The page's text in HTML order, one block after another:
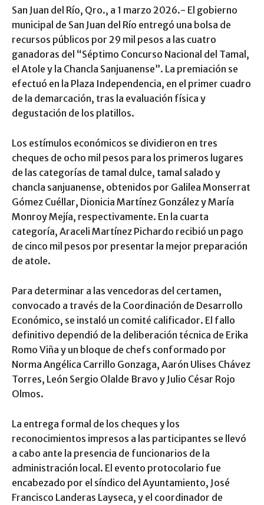
San Juan del Río, Qro., a 1 marzo 2026.- El gobierno
municipal de San Juan del Río entregó una bolsa de
recursos públicos por 29 mil pesos a las cuatro
ganadoras del “Séptimo Concurso Nacional del Tamal,
el Atole y la Chancla Sanjuanense”. La premiación se
efectuó en la Plaza Independencia, en el primer cuadro
de la demarcación, tras la evaluación física y
degustación de los platillos.
Los estímulos económicos se dividieron en tres
cheques de ocho mil pesos para los primeros lugares
de las categorías de tamal dulce, tamal salado y
chancla sanjuanense, obtenidos por Galilea Monserrat
Gómez Cuéllar, Dionicia Martínez González y María
Monroy Mejía, respectivamente. En la cuarta
categoría, Araceli Martínez Pichardo recibió un pago
de cinco mil pesos por presentar la mejor preparación
de atole.
Para determinar a las vencedoras del certamen,
convocado a través de la Coordinación de Desarrollo
Económico, se instaló un comité calificador. El fallo
definitivo dependió de la deliberación técnica de Erika
Romo Viña y un bloque de chefs conformado por
Norma Angélica Carrillo Gonzaga, Aarón Ulises Chávez
Torres, León Sergio Olalde Bravo y Julio César Rojo
Olmos.
La entrega formal de los cheques y los
reconocimientos impresos a las participantes se llevó
a cabo ante la presencia de funcionarios de la
administración local. El evento protocolario fue
encabezado por el síndico del Ayuntamiento, José
Francisco Landeras Layseca, y el coordinador de